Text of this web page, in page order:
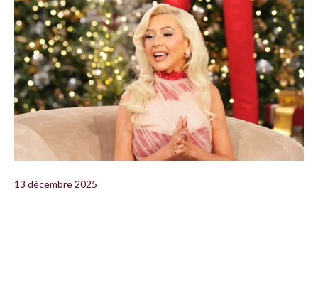
13 décembre 2025